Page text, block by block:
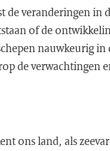
de veranderingen in
of de
nauwkeurig in
de verwachtingen
ons land, als